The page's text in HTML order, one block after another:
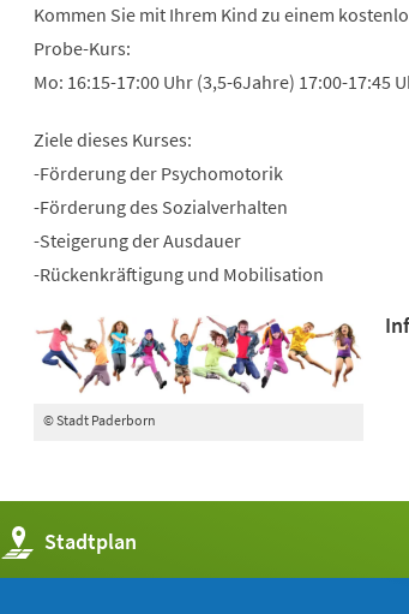
Kommen Sie mit Ihrem Kind zu einem
Probe-Kurs:
Mo: 16:15-17:00 Uhr (3,5-6Jahre) 17:00-17:45
Ziele dieses Kurses:
-Förderung der Psychomotorik
-Förderung des Sozialverhalten
-Steigerung der Ausdauer
-Rückenkräftigung und Mobilisation
© Stadt Paderborn
Stadtplan
(Öffnet
in
einem